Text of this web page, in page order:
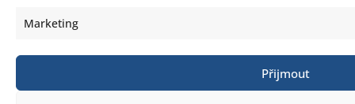
Marketing
Přijmout